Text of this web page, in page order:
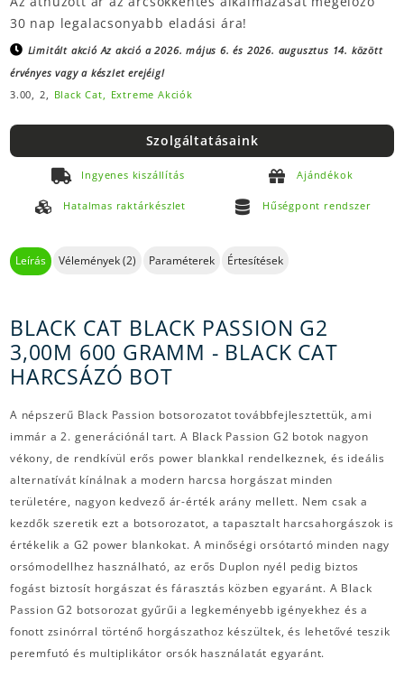
30 nap legalacsonyabb eladási ára!
Limitált akcióAz akció a 2026. május 6. és 2026. augusztus 14. között
érvényes vagy a készlet erejéig!
3.00, 2, Black Cat, Extreme Akciók
Szolgáltatásaink
Ingyenes kiszállítás Ajándékok
Hatalmas raktárkészlet Hűségpont rendszer
Leírás Vélemények (2) Paraméterek Értesítések
BLACK CAT BLACK PASSION G2
3,00M 600 GRAMM - BLACK CAT
HARCSÁZÓ BOT
A népszerű Black Passion botsorozatot továbbfejlesztettük, ami
immár a 2. generációnál tart. A Black Passion G2 botok nagyon
vékony, de rendkívül erős power blankkal rendelkeznek, és ideális
alternatívát kínálnak a modern harcsa horgászat minden
területére, nagyon kedvező ár-érték arány mellett. Nem csak a
kezdők szeretik ezt a botsorozatot, a tapasztalt harcsahorgászok is
értékelik a G2 power blankokat. A minőségi orsótartó minden nagy
orsómodellhez használható, az erős Duplon nyél pedig biztos
fogást biztosít horgászat és fárasztás közben egyaránt. A Black
Passion G2 botsorozat gyűrűi a legkeményebb igényekhez és a
fonott zsinórral történő horgászathoz készültek, és lehetővé teszik
peremfutó és multiplikátor orsók használatát egyaránt.